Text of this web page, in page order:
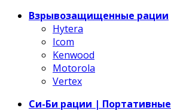
Взрывозащищенные рации
Hytera
Icom
Kenwood
Motorola
Vertex
Си-Би рации | Портативные